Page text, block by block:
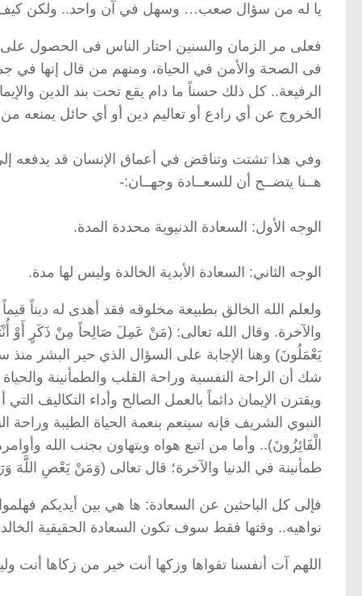
يا له من سؤال صعب… وسهل في آن واحد.. ولكن
فعلى مر الزمان والسنين احتار الناس فى الحصول
فى الصحة والأمن في الحياة، ومنهم من قال إنها في
الرفيعة.. كل ذلك حسناً ما دام يقع تحت بند الدين
الخروج عن أي رادع أو تعاليم دين أو أي حائل يمنعه
وفي هذا تشتت وتناقض في أعماق الإنسان قد يدفعه
هــنا يتضــح أن للسعــادة وجهــان:-
الوجه الأول: السعادة الدنيوية محددة المدة.
الوجه الثاني: السعادة الأبدية الخالدة وليس لها مدة.
ولعلم الله الخالق بطبيعة مخلوقه فقد أهدى له ديناً
والآخرة. وقال الله تعالى: (مَنْ عَمِلَ صَالِحاً مِنْ ذَكَرٍ أَوْ
يَعْمَلُونَ) وهنا الإجابة على السؤال الذي حير البشر منذ
شك أن الراحة النفسية وراحة القلب والطمأنينة
ويقترن الإيمان دائماً بالعمل الصالح وأداء التكاليف التي
النبوي الشريف فإنه سينعم بنعمة الحياة الطيبة
الْفَائِزُونَ).. وأما من اتبع هواه ويتهاون بجنب الله
طمأنينة في الدنيا والآخرة؛ قال تعالى (وَمَنْ يَعْصِ اللَّهَ
فإلى كل الباحثين عن السعادة: ها هي بين أيديكم فهلموا
نواهيه.. وقتها فقط سوف تكون السعادة الحقيقية
اللهم آت أنفسنا تقواها وزكها أنت خير من زكاها أنت